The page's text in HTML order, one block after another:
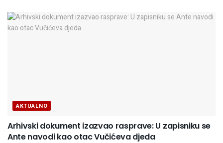
AKTUALNO
Arhivski dokument izazvao rasprave: U zapisniku se
Ante navodi kao otac Vučićeva djeda